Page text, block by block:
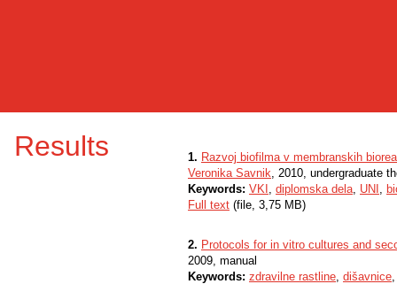
Results 1. Razvoj biofilma v membranskih
Veronika Savnik, 2010, undergraduate
Keywords: VKI , diplomska dela, UNI ,
Full text (file, 3,75 MB)
2. Protocols for in vitro cultures and
2009, manual
Keywords: zdravilne rastline, dišavnice